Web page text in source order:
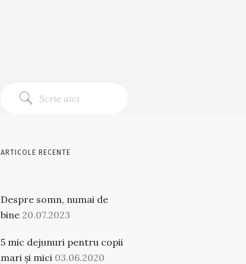
ARTICOLE RECENTE
Despre somn, numai de
bine 20.07.2023
5 mic dejunuri pentru copii
mari și mici 03.06.2020